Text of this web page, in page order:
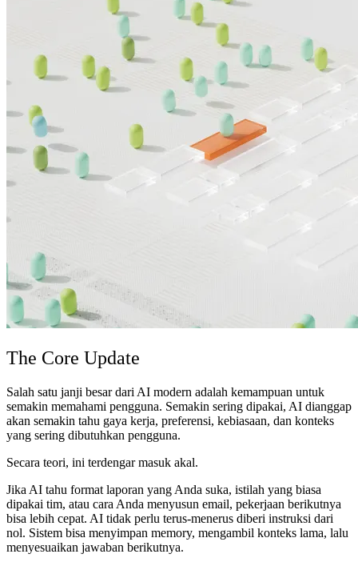
The Core Update
Salah satu janji besar dari AI modern adalah kemampuan untuk
semakin memahami pengguna. Semakin sering dipakai, AI dianggap
akan semakin tahu gaya kerja, preferensi, kebiasaan, dan konteks
yang sering dibutuhkan pengguna.
Secara teori, ini terdengar masuk akal.
Jika AI tahu format laporan yang Anda suka, istilah yang biasa
dipakai tim, atau cara Anda menyusun email, pekerjaan berikutnya
bisa lebih cepat. AI tidak perlu terus-menerus diberi instruksi dari
nol. Sistem bisa menyimpan memory, mengambil konteks lama, lalu
menyesuaikan jawaban berikutnya.